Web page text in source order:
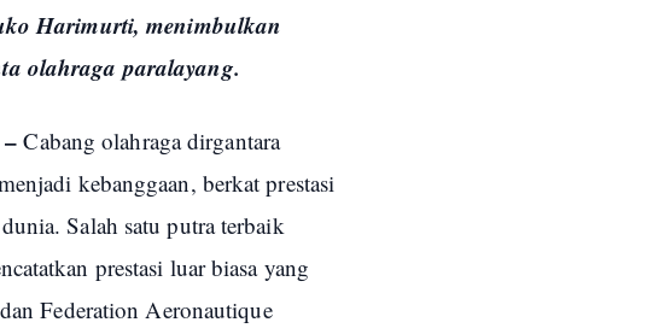
Harimurti, menimbulkan
olahraga paralayang.
–Cabang olahraga dirgantara
kebanggaan, berkat prestasi
Salah satu putra terbaik
prestasi luar biasa yang
Federation Aeronautique